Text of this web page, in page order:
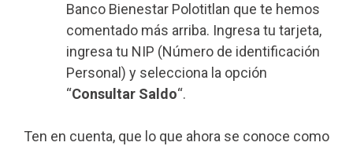
Banco Bienestar Polotitlan que te hemos
comentado más arriba. Ingresa tu tarjeta,
ingresa tu NIP (Número de identificación
Personal) y selecciona la opción
“Consultar Saldo“.
Ten en cuenta, que lo que ahora se conoce como